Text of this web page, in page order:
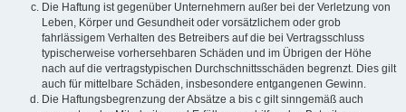
Die Haftung ist gegenüber Unternehmern außer bei der Verletzung von
Leben, Körper und Gesundheit oder vorsätzlichem oder grob
fahrlässigem Verhalten des Betreibers auf die bei Vertragsschluss
typischerweise vorhersehbaren Schäden und im Übrigen der Höhe
nach auf die vertragstypischen Durchschnittsschäden begrenzt. Dies gilt
auch für mittelbare Schäden, insbesondere entgangenen Gewinn.
Die Haftungsbegrenzung der Absätze a bis c gilt sinngemäß auch